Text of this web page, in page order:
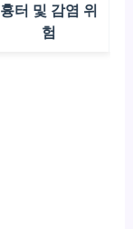
흉터 및 감염 위
험